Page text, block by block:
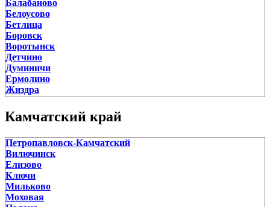
Балабаново
Белоусово
Бетлица
Боровск
Воротынск
Детчино
Думиничи
Ермолино
Жиздра
Жилетово
Жуков
Киров
Кондрово
Кременки
Кудиново
Людиново
Малоярославец
Медынь
Камчатский край
Петропавловск-Камчатский
Вилючинск
Елизово
Ключи
Мильково
Моховая